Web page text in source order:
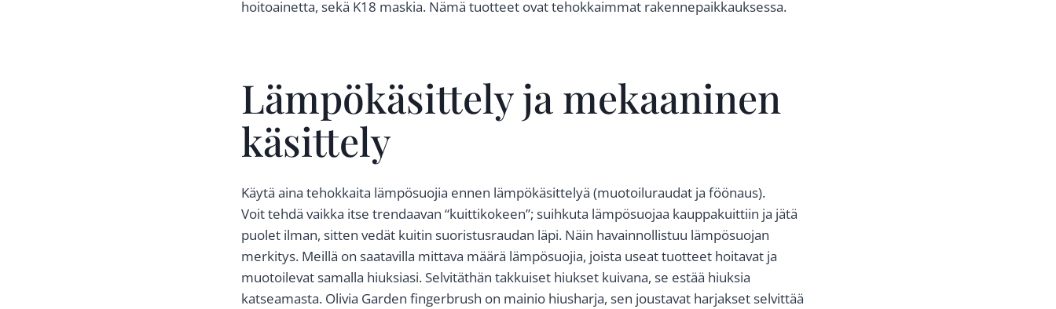
hoitoainetta, sekä K18 maskia. Nämä tuotteet ovat tehokkaimmat rakennepaikkauksessa.
Lämpökäsittely ja mekaaninen
käsittely
Käytä aina tehokkaita lämpösuojia ennen lämpökäsittelyä (muotoiluraudat ja föönaus).
Voit tehdä vaikka itse trendaavan “kuittikokeen”; suihkuta lämpösuojaa kauppakuittiin ja jätä
puolet ilman, sitten vedät kuitin suoristusraudan läpi. Näin havainnollistuu lämpösuojan
merkitys. Meillä on saatavilla mittava määrä lämpösuojia, joista useat tuotteet hoitavat ja
muotoilevat samalla hiuksiasi. Selvitäthän takkuiset hiukset kuivana, se estää hiuksia
katseamasta. Olivia Garden fingerbrush on mainio hiusharja, sen joustavat harjakset selvittää